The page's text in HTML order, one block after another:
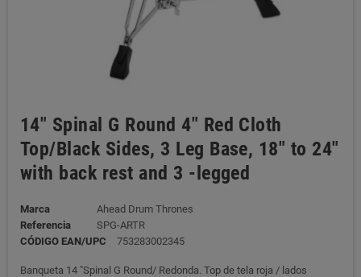
14" Spinal G Round 4" Red Cloth
Top/Black Sides, 3 Leg Base, 18" to 24"
with back rest and 3 -legged
Marca
Ahead Drum Thrones
Referencia
SPG-ARTR
CÓDIGO EAN/UPC
753283002345
Banqueta 14 "Spinal G Round/ Redonda. Top de tela roja / lados